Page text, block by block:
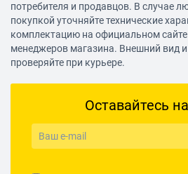
потребителя и продавцов. В случае
покупкой уточняйте технические
комплектацию на официальном
менеджеров магазина. Внешний вид
проверяйте при курьере.
Оставайтесь